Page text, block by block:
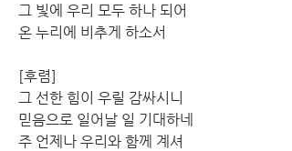
그 빛에 우리 모두 하나 되어
온 누리에 비추게 하소서
[후렴]
그 선한 힘이 우릴 감싸시니
믿음으로 일어날 일 기대하네
주 언제나 우리와 함께 계셔